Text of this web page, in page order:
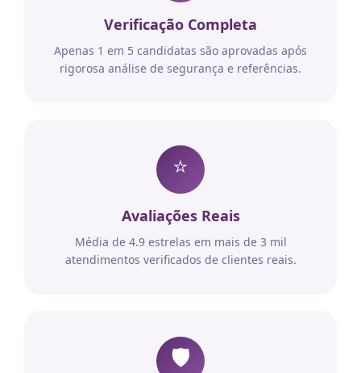
Verificação Completa
Apenas 1 em 5 candidatas são aprovadas após
rigorosa análise de segurança e referências.
⭐
Avaliações Reais
Média de 4.9 estrelas em mais de 3 mil
atendimentos verificados de clientes reais.
🛡️